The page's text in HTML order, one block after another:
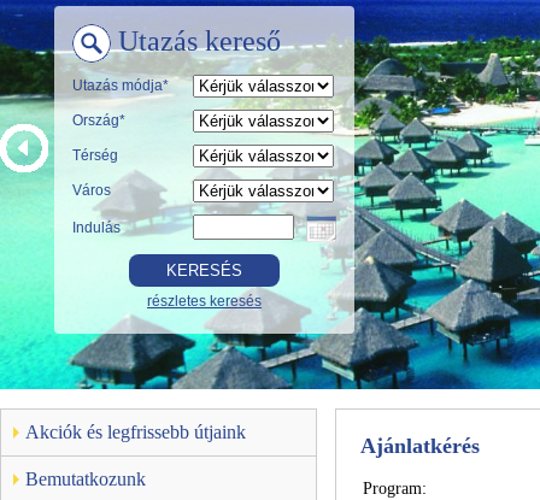
Utazás kereső
Utazás módja*
Ország*
Térség
Város
Indulás
részletes keresés
Akciók és legfrissebb útjaink
Bemutatkozunk
Ajánlatkérés
Program: